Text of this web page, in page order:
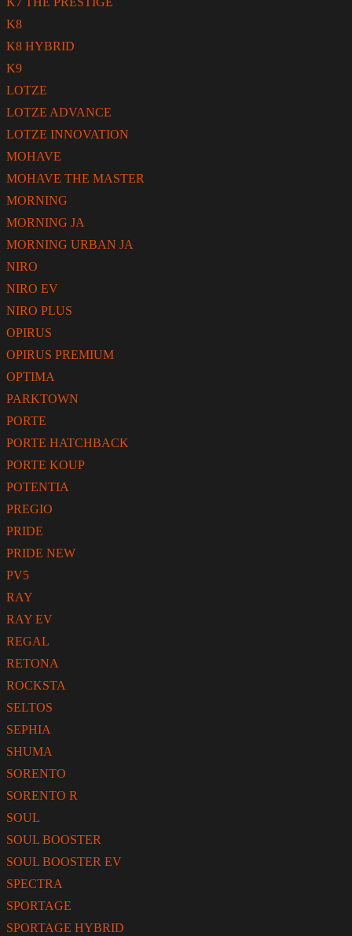
K8
K8 HYBRID
K9
LOTZE
LOTZE ADVANCE
LOTZE INNOVATION
MOHAVE
MOHAVE THE MASTER
MORNING
MORNING JA
MORNING URBAN JA
NIRO
NIRO EV
NIRO PLUS
OPIRUS
OPIRUS PREMIUM
OPTIMA
PARKTOWN
PORTE
PORTE HATCHBACK
PORTE KOUP
POTENTIA
PREGIO
PRIDE
PRIDE NEW
PV5
RAY
RAY EV
REGAL
RETONA
ROCKSTA
SELTOS
SEPHIA
SHUMA
SORENTO
SORENTO R
SOUL
SOUL BOOSTER
SOUL BOOSTER EV
SPECTRA
SPORTAGE
SPORTAGE HYBRID